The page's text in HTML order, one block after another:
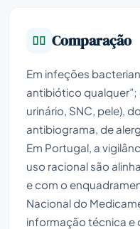
Comparação
Em infeções
antibiótico
urinário, SNC, pele),
antibiograma, de
Em Portugal, a
uso racional são
e com o
Nacional do
informação técnica e